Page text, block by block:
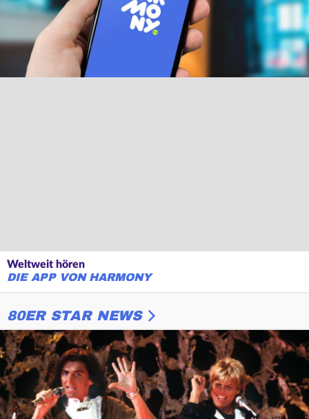
Weltweit hören
DIE APP VON HARMONY
80ER STAR NEWS